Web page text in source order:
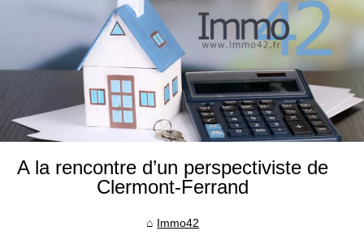
A la rencontre d’un perspectiviste de
Clermont-Ferrand
Immo42